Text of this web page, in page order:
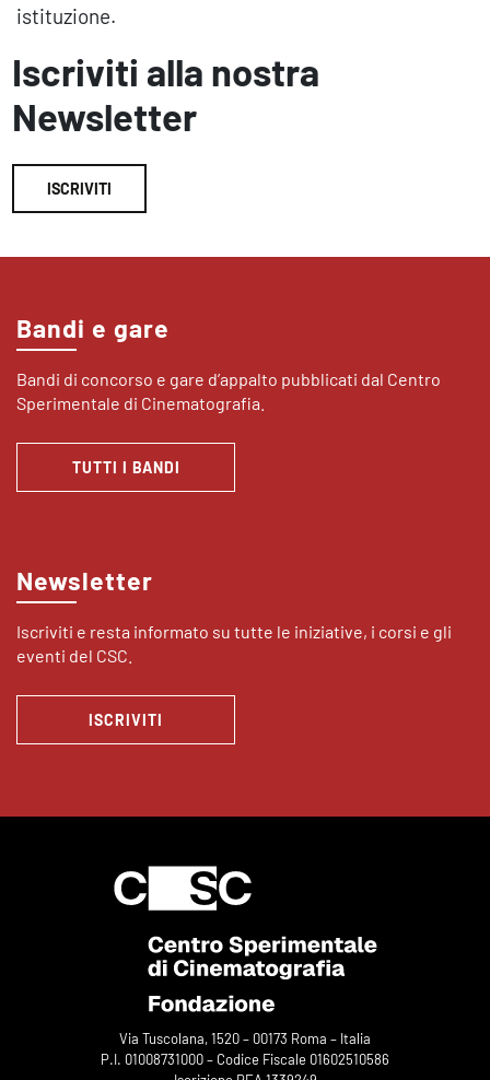
istituzione.
Iscriviti alla nostra
Newsletter
ISCRIVITI
Bandi e gare
Bandi di concorso e gare d’appalto pubblicati dal Centro
Sperimentale di Cinematografia.
TUTTI I BANDI
Newsletter
Iscriviti e resta informato su tutte le iniziative, i corsi e gli
eventi del CSC.
ISCRIVITI
Via Tuscolana, 1520 – 00173 Roma – Italia
P.I. 01008731000 – Codice Fiscale 01602510586